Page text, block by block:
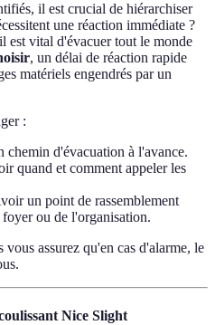
il est crucial de hiérarchiser
une réaction immédiate ?
est vital d'évacuer tout le monde
, un délai de réaction rapide
matériels engendrés par un
:
chemin d'évacuation à l'avance.
quand et comment appeler les
un point de rassemblement
ou de l'organisation.
assurez qu'en cas d'alarme, le
Nice Slight